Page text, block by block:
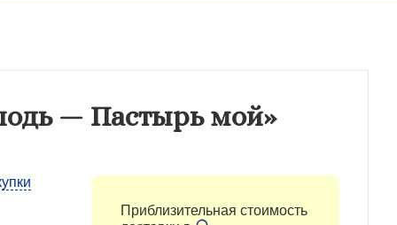
— Пастырь мой»
Приблизительная стоимость